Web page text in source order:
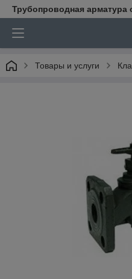
Трубопроводная арматура
Товары и услуги